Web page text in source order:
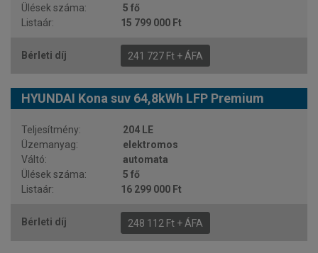
5 fő
15 799 000 Ft
241 727 Ft + ÁFA
HYUNDAI Kona suv 64,8kWh LFP Premium
204 LE
elektromos
automata
5 fő
16 299 000 Ft
248 112 Ft + ÁFA